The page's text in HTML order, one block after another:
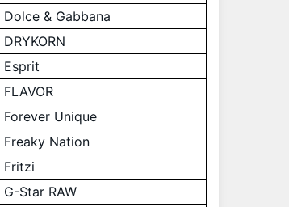
Dolce & Gabbana
DRYKORN
Esprit
FLAVOR
Forever Unique
Freaky Nation
Fritzi
G-Star RAW